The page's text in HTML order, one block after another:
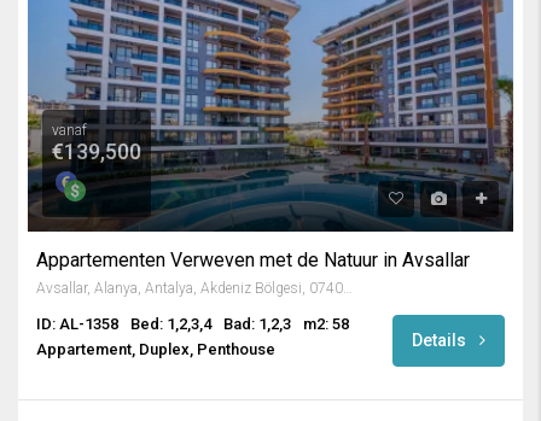
vanaf
€139,500
Appartementen Verweven met de Natuur in Avsallar
ID: AL-1358 Bed: 1,2,3,4 Bad: 1,2,3
m2: 58
Appartement, Duplex, Penthouse
Details